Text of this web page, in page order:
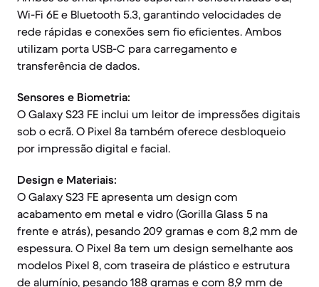
Wi-Fi 6E e Bluetooth 5.3, garantindo velocidades de
rede rápidas e conexões sem fio eficientes. Ambos
utilizam porta USB-C para carregamento e
transferência de dados.
Sensores e Biometria:
O Galaxy S23 FE inclui um leitor de impressões digitais
sob o ecrã. O Pixel 8a também oferece desbloqueio
por impressão digital e facial.
Design e Materiais:
O Galaxy S23 FE apresenta um design com
acabamento em metal e vidro (Gorilla Glass 5 na
frente e atrás), pesando 209 gramas e com 8,2 mm de
espessura. O Pixel 8a tem um design semelhante aos
modelos Pixel 8, com traseira de plástico e estrutura
de alumínio, pesando 188 gramas e com 8,9 mm de